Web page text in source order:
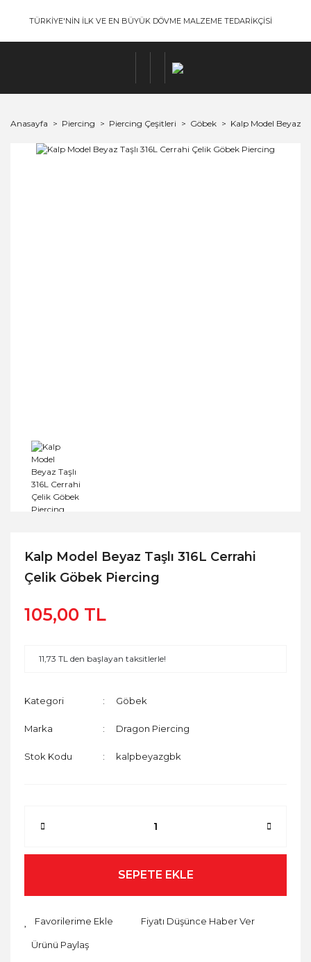
TÜRKİYE'NİN İLK VE EN BÜYÜK DÖVME MALZEME TEDARİKÇİSİ
Anasayfa Piercing Piercing Çeşitleri Göbek Kalp Model Beyaz
Kalp Model Beyaz Taşlı 316L Cerrahi
Çelik Göbek Piercing
105,00 TL
11,73 TL den başlayan taksitlerle!
Kategori Göbek
Marka Dragon Piercing
Stok Kodu kalpbeyazgbk
SEPETE EKLE
Fiyatı Düşünce Haber Ver
Ürünü Paylaş